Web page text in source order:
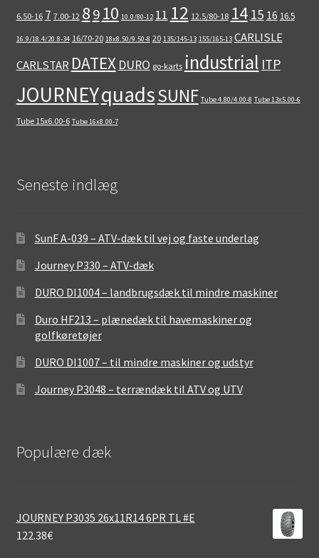
6.50-16 7 7.00-12 89 10 10.0/80-12 11 12 12.5/80-18 14 15 16 16.5
16.9/18.4/20.8-34 16/70-20 18x8.50/9.50-8 20 135/145-13 155/165-13 CARLISLE
CARLSTAR DATEX DURO go-karts industrial ITP
JOURNEYquadsSUNF Tube 4.80/4.00-8 Tube 13x5.00-6
Tube 15x6.00-6 Tube 16x8.00-7
Seneste indlæg
SunF A-039 – ATV-dæk til vej og faste underlag
Journey P330 – ATV-dæk
DURO DI1004 – landbrugsdæk til mindre maskiner
Duro HF213 – plænedæk til havemaskiner og
golfkøretøjer
DURO DI1007 – til mindre maskiner og udstyr
Journey P3048 – terrændæk til ATV og UTV
Populære dæk
JOURNEY P3035 26x11R14 6PR TL #E
122.38€